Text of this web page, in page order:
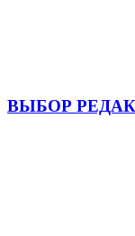
ВЫБОР